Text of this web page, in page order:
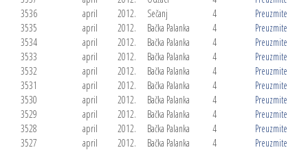
3536
april 2012. Sečanj 4
Preuzmite
3535
april 2012. Bačka Palanka 4
Preuzmite
3534
april 2012. Bačka Palanka 4
Preuzmite
3533
april 2012. Bačka Palanka 4
Preuzmite
3532
april 2012. Bačka Palanka 4
Preuzmite
3531
april 2012. Bačka Palanka 4
Preuzmite
3530
april 2012. Bačka Palanka 4
Preuzmite
3529
april 2012. Bačka Palanka 4
Preuzmite
3528
april 2012. Bačka Palanka 4
Preuzmite
3527
april 2012. Bačka Palanka 4
Preuzmite